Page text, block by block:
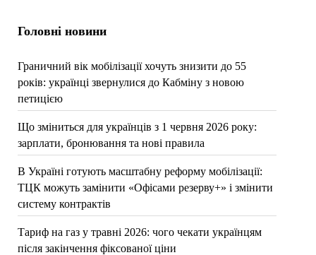
Головні новини
Граничний вік мобілізації хочуть знизити до 55
років: українці звернулися до Кабміну з новою
петицією
Що зміниться для українців з 1 червня 2026 року:
зарплати, бронювання та нові правила
В Україні готують масштабну реформу мобілізації:
ТЦК можуть замінити «Офісами резерву+» і змінити
систему контрактів
Тариф на газ у травні 2026: чого чекати українцям
після закінчення фіксованої ціни